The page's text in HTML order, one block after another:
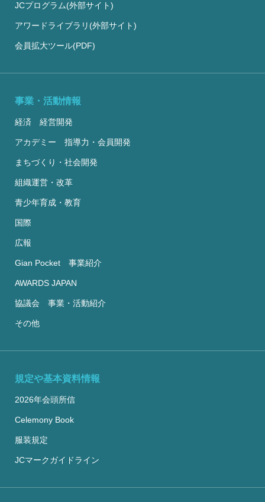
JCプログラム(外部サイト)
アワードライブラリ(外部サイト)
会員拡大ツール(PDF)
事業・活動情報
経済 経営開発
アカデミー 指導力・会員開発
まちづくり・社会開発
組織運営・改革
青少年育成・教育
国際
広報
Gian Pocket 事業紹介
AWARDS JAPAN
協議会 事業・活動紹介
その他
規定や基本資料情報
2026年会頭所信
Celemony Book
服装規定
JCマークガイドライン